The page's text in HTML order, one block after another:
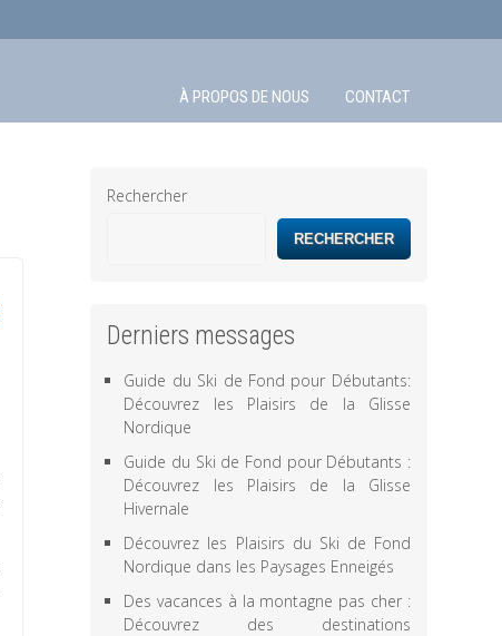
À PROPOS DE NOUS CONTACT
Rechercher
RECHERCHER
Derniers messages
Guide du Ski de Fond pour Débutants:
Découvrez les Plaisirs de la Glisse
Nordique
Guide du Ski de Fond pour Débutants :
Découvrez les Plaisirs de la Glisse
Hivernale
Découvrez les Plaisirs du Ski de Fond
Nordique dans les Paysages Enneigés
Des vacances à la montagne pas cher :
Découvrez des destinations